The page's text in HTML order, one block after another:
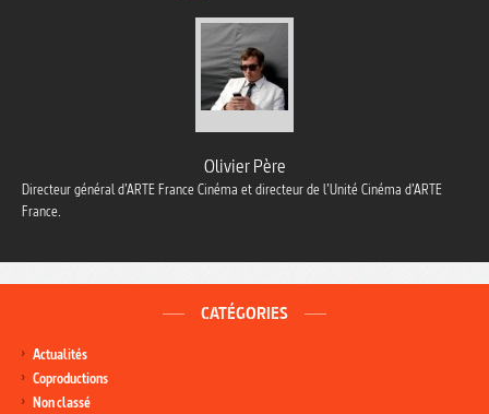
Olivier Père
Directeur général d’ARTE France Cinéma et directeur de l’Unité Cinéma d’ARTE
France.
CATÉGORIES
Actualités
Coproductions
Non classé